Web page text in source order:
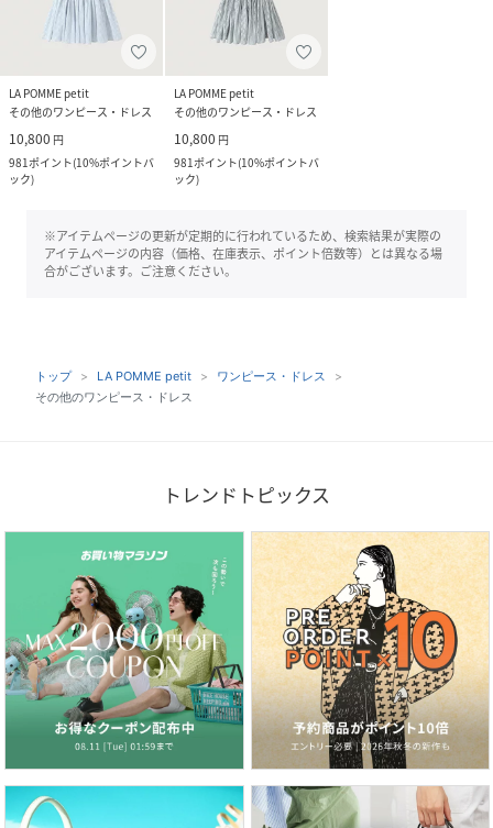
LA POMME petit
その他のワンピース・ドレス
10,800 円
981ポイント(10%ポイントバ
ック)
LA POMME petit
その他のワンピース・ドレス
10,800 円
981ポイント(10%ポイントバ
ック)
※アイテムページの更新が定期的に行われているため、検索結果が実際の
アイテムページの内容（価格、在庫表示、ポイント倍数等）とは異なる場
合がございます。ご注意ください。
トップ LA POMME petit
ワンピース・ドレス
その他のワンピース・ドレス
トレンドトピックス